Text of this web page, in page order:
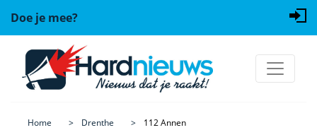
Doe je mee?
Home Drenthe 112 Annen